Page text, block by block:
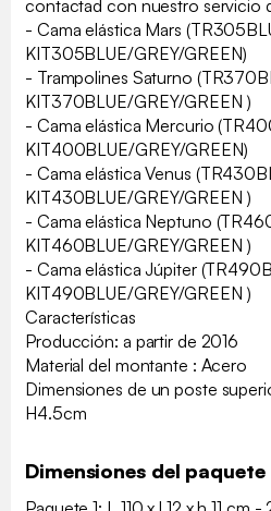
contactad con nuestro servicio
- Cama elástica Mars
KIT305BLUE/GREY/GREEN)
- Trampolines Saturno
KIT370BLUE/GREY/GREEN )
- Cama elástica Mercurio
KIT400BLUE/GREY/GREEN)
- Cama elástica Venus
KIT430BLUE/GREY/GREEN )
- Cama elástica Neptuno
KIT460BLUE/GREY/GREEN )
- Cama elástica Júpiter
KIT490BLUE/GREY/GREEN )
Características
Producción: a partir de 2016
Material del montante : Acero
Dimensiones de un poste
H4.5cm
Dimensiones del paquete